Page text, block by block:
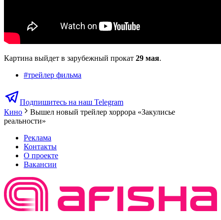
Картина выйдет в зарубежный прокат 29 мая.
#трейлер фильма
Подпишитесь на наш Telegram
Кино
Вышел новый трейлер хоррора «Закулисье
реальности»
Реклама
Контакты
О проекте
Вакансии